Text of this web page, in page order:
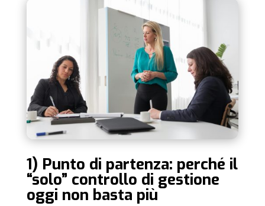
1) Punto di partenza: perché il
“solo” controllo di gestione
oggi non basta più